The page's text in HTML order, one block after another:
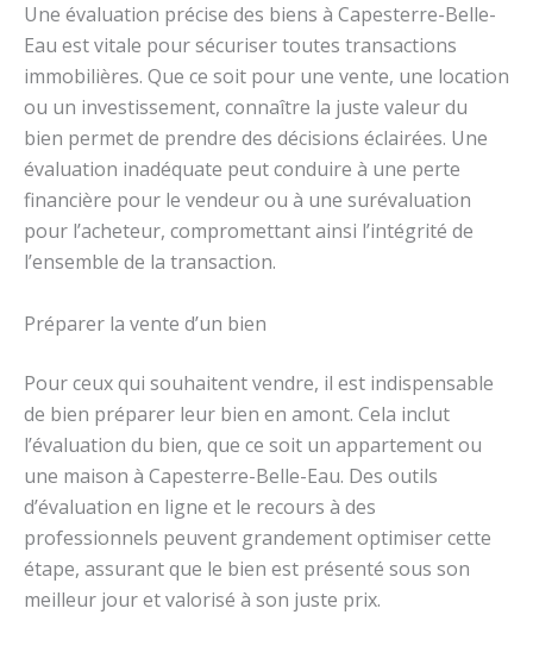
Une évaluation précise des biens à Capesterre-Belle-
Eau est vitale pour sécuriser toutes transactions
immobilières. Que ce soit pour une vente, une location
ou un investissement, connaître la juste valeur du
bien permet de prendre des décisions éclairées. Une
évaluation inadéquate peut conduire à une perte
financière pour le vendeur ou à une surévaluation
pour l’acheteur, compromettant ainsi l’intégrité de
l’ensemble de la transaction.
Préparer la vente d’un bien
Pour ceux qui souhaitent vendre, il est indispensable
de bien préparer leur bien en amont. Cela inclut
l’évaluation du bien, que ce soit un appartement ou
une maison à Capesterre-Belle-Eau. Des outils
d’évaluation en ligne et le recours à des
professionnels peuvent grandement optimiser cette
étape, assurant que le bien est présenté sous son
meilleur jour et valorisé à son juste prix.